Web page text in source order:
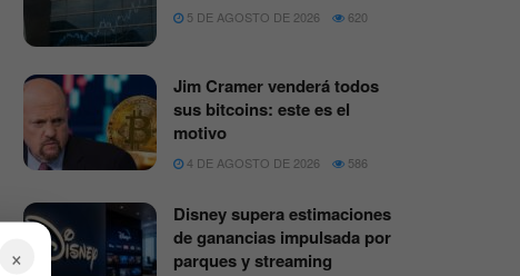
5 DE AGOSTO DE 2026 620
Jim Cramer venderá todos
sus bitcoins: este es el
motivo
4 DE AGOSTO DE 2026 586
Disney supera estimaciones
de ganancias impulsada por
parques y streaming
×